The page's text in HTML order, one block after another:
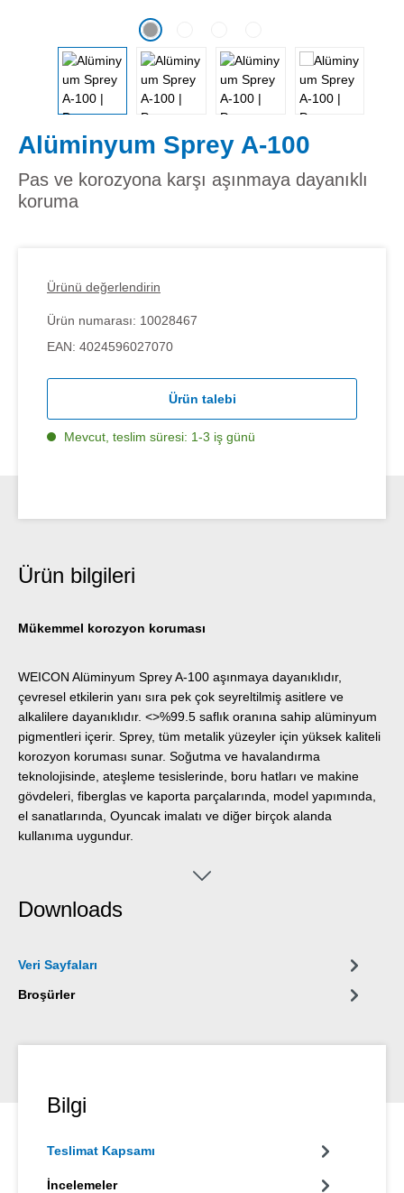
Alüminyum Sprey A-100
Pas ve korozyona karşı aşınmaya dayanıklı
koruma
Ürünü değerlendirin
Ürün numarası: 10028467
EAN: 4024596027070
Ürün talebi
Mevcut, teslim süresi: 1-3 iş günü
Ürün bilgileri
Mükemmel korozyon koruması
WEICON Alüminyum Sprey A-100 aşınmaya dayanıklıdır,
çevresel etkilerin yanı sıra pek çok seyreltilmiş asitlere ve
alkalilere dayanıklıdır. <>%99.5 saflık oranına sahip alüminyum
pigmentleri içerir. Sprey, tüm metalik yüzeyler için yüksek kaliteli
korozyon koruması sunar. Soğutma ve havalandırma
teknolojisinde, ateşleme tesislerinde, boru hatları ve makine
gövdeleri, fiberglas ve kaporta parçalarında, model yapımında,
el sanatlarında, Oyuncak imalatı ve diğer birçok alanda
kullanıma uygundur.
Downloads
Veri Sayfaları
Broşürler
Bilgi
Teslimat Kapsamı
İncelemeler